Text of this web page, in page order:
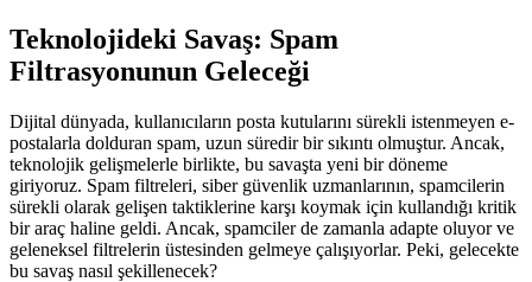
Teknolojideki Savaş: Spam
Filtrasyonunun Geleceği
Dijital dünyada, kullanıcıların posta kutularını sürekli istenmeyen e-
postalarla dolduran spam, uzun süredir bir sıkıntı olmuştur. Ancak,
teknolojik gelişmelerle birlikte, bu savaşta yeni bir döneme
giriyoruz. Spam filtreleri, siber güvenlik uzmanlarının, spamcilerin
sürekli olarak gelişen taktiklerine karşı koymak için kullandığı kritik
bir araç haline geldi. Ancak, spamciler de zamanla adapte oluyor ve
geleneksel filtrelerin üstesinden gelmeye çalışıyorlar. Peki, gelecekte
bu savaş nasıl şekillenecek?